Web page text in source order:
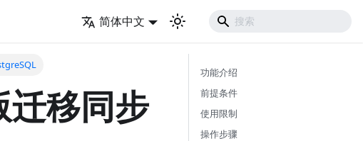
简体中文
移同步
功能介绍
前提条件
使用限制
操作步骤